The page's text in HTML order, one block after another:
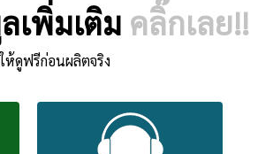
เพิ่มเติม คลิ๊กเลย!!
ห้ดูฟรีก่อนผลิตจริง